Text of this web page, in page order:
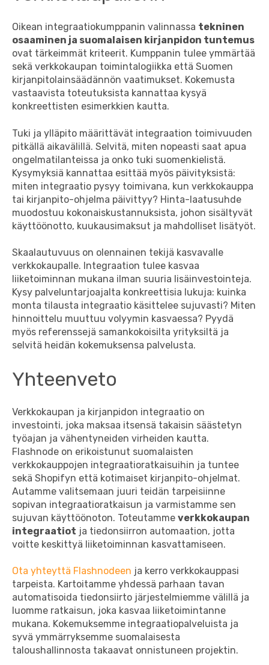
Oikean integraatiokumppanin valinnassa tekninen
osaaminen ja suomalaisen kirjanpidon tuntemus
ovat tärkeimmät kriteerit. Kumppanin tulee ymmärtää
sekä verkkokaupan toimintalogiikka että Suomen
kirjanpitolainsäädännön vaatimukset. Kokemusta
vastaavista toteutuksista kannattaa kysyä
konkreettisten esimerkkien kautta.
Tuki ja ylläpito määrittävät integraation toimivuuden
pitkällä aikavälillä. Selvitä, miten nopeasti saat apua
ongelmatilanteissa ja onko tuki suomenkielistä.
Kysymyksiä kannattaa esittää myös päivityksistä:
miten integraatio pysyy toimivana, kun verkkokauppa
tai kirjanpito-ohjelma päivittyy? Hinta-laatusuhde
muodostuu kokonaiskustannuksista, johon sisältyvät
käyttöönotto, kuukausimaksut ja mahdolliset lisätyöt.
Skaalautuvuus on olennainen tekijä kasvavalle
verkkokaupalle. Integraation tulee kasvaa
liiketoiminnan mukana ilman suuria lisäinvestointeja.
Kysy palveluntarjoajalta konkreettisia lukuja: kuinka
monta tilausta integraatio käsittelee sujuvasti? Miten
hinnoittelu muuttuu volyymin kasvaessa? Pyydä
myös referenssejä samankokoisilta yrityksiltä ja
selvitä heidän kokemuksensa palvelusta.
Yhteenveto
Verkkokaupan ja kirjanpidon integraatio on
investointi, joka maksaa itsensä takaisin säästetyn
työajan ja vähentyneiden virheiden kautta.
Flashnode on erikoistunut suomalaisten
verkkokauppojen integraatioratkaisuihin ja tuntee
sekä Shopifyn että kotimaiset kirjanpito-ohjelmat.
Autamme valitsemaan juuri teidän tarpeisiinne
sopivan integraatioratkaisun ja varmistamme sen
sujuvan käyttöönoton. Toteutamme verkkokaupan
integraatiot ja tiedonsiirron automaation, jotta
voitte keskittyä liiketoiminnan kasvattamiseen.
Ota yhteyttä Flashnodeen ja kerro verkkokauppasi
tarpeista. Kartoitamme yhdessä parhaan tavan
automatisoida tiedonsiirto järjestelmiemme välillä ja
luomme ratkaisun, joka kasvaa liiketoimintanne
mukana. Kokemuksemme integraatiopalveluista ja
syvä ymmärryksemme suomalaisesta
taloushallinnosta takaavat onnistuneen projektin.